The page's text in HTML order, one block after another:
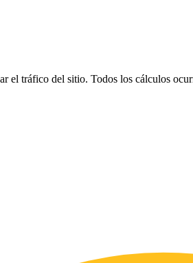
el tráfico del sitio. Todos los cálculos